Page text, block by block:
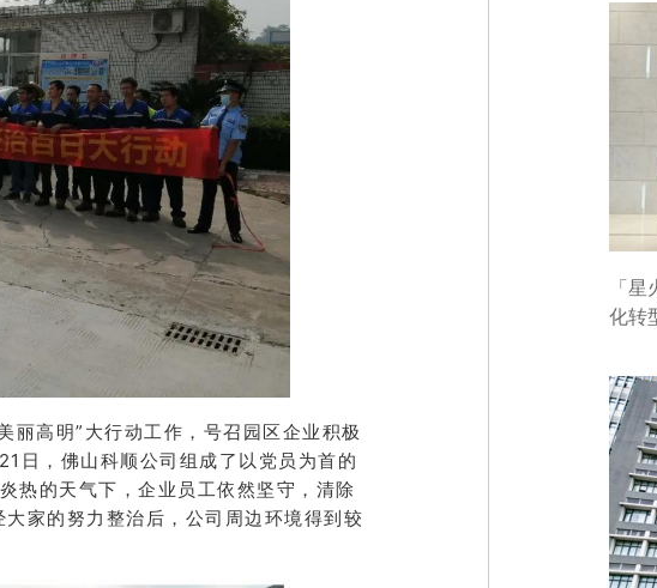
丽高明”大行动工作，号召园区企业积极
日，佛山科顺公司组成了以党员为首的
热的天气下，企业员工依然坚守，清除
家的努力整治后，公司周边环境得到较
「
化转